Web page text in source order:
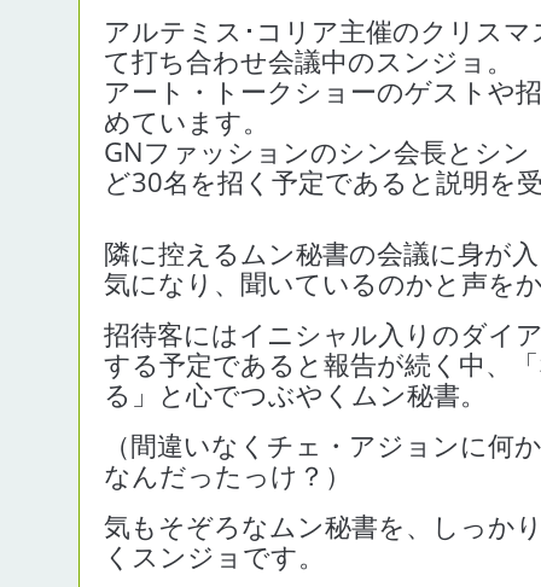
アルテミス･コリア主催のクリス
て打ち合わせ会議中のスンジョ。
アート・トークショーのゲストや
めています。
GNファッションのシン会長とシ
ど30名を招く予定であると説明を
隣に控えるムン秘書の会議に身が
気になり、聞いているのかと声を
招待客にはイニシャル入りのダイ
する予定であると報告が続く中、
る」と心でつぶやくムン秘書。
（間違いなくチェ・アジョンに何
なんだったっけ？）
気もそぞろなムン秘書を、しっか
くスンジョです。